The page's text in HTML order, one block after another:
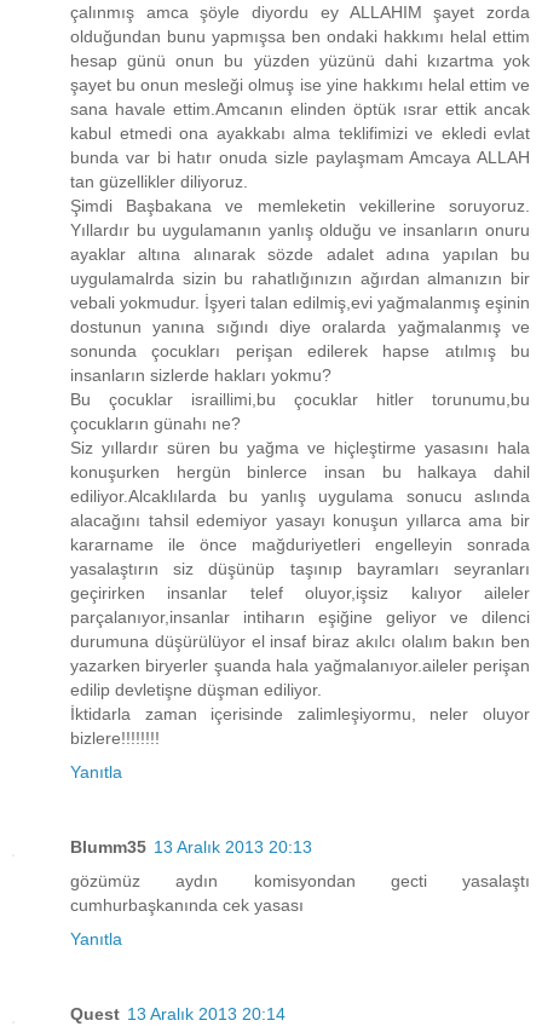
çalınmış amca şöyle diyordu ey ALLAHIM şayet zorda
olduğundan bunu yapmışsa ben ondaki hakkımı helal ettim
hesap günü onun bu yüzden yüzünü dahi kızartma yok
şayet bu onun mesleği olmuş ise yine hakkımı helal ettim ve
sana havale ettim.Amcanın elinden öptük ısrar ettik ancak
kabul etmedi ona ayakkabı alma teklifimizi ve ekledi evlat
bunda var bi hatır onuda sizle paylaşmam Amcaya ALLAH
tan güzellikler diliyoruz.
Şimdi Başbakana ve memleketin vekillerine soruyoruz.
Yıllardır bu uygulamanın yanlış olduğu ve insanların onuru
ayaklar altına alınarak sözde adalet adına yapılan bu
uygulamalrda sizin bu rahatlığınızın ağırdan almanızın bir
vebali yokmudur. İşyeri talan edilmiş,evi yağmalanmış eşinin
dostunun yanına sığındı diye oralarda yağmalanmış ve
sonunda çocukları perişan edilerek hapse atılmış bu
insanların sizlerde hakları yokmu?
Bu çocuklar israillimi,bu çocuklar hitler torunumu,bu
çocukların günahı ne?
Siz yıllardır süren bu yağma ve hiçleştirme yasasını hala
konuşurken hergün binlerce insan bu halkaya dahil
ediliyor.Alcaklılarda bu yanlış uygulama sonucu aslında
alacağını tahsil edemiyor yasayı konuşun yıllarca ama bir
kararname ile önce mağduriyetleri engelleyin sonrada
yasalaştırın siz düşünüp taşınıp bayramları seyranları
geçirirken insanlar telef oluyor,işsiz kalıyor aileler
parçalanıyor,insanlar intiharın eşiğine geliyor ve dilenci
durumuna düşürülüyor el insaf biraz akılcı olalım bakın ben
yazarken biryerler şuanda hala yağmalanıyor.aileler perişan
edilip devletişne düşman ediliyor.
İktidarla zaman içerisinde zalimleşiyormu, neler oluyor
bizlere!!!!!!!!
Yanıtla
Blumm35 13 Aralık 2013 20:13
gözümüz aydın komisyondan gecti yasalaştı
cumhurbaşkanında cek yasası
Yanıtla
Quest 13 Aralık 2013 20:14